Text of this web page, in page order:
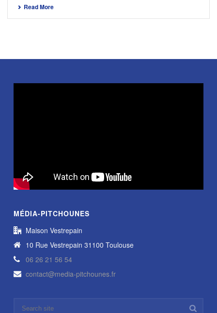
Read More
MÉDIA-PITCHOUNES
Maison Vestrepain
10 Rue Vestrepain 31100 Toulouse
06 26 21 56 54
contact@media-pitchounes.fr